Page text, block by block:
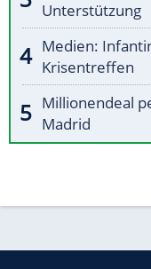
Unterstützung
Medien:
Krisentreffen
Millionendeal
Madrid